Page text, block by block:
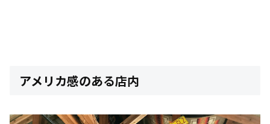
アメリカ感のある店内